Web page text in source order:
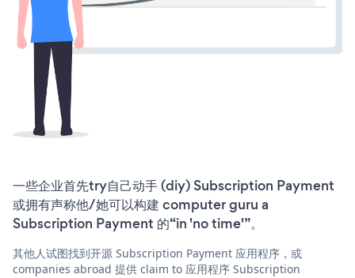
一些企业首先try自己动手 (diy) Subscription Payment
或拥有声称他/她可以构建 computer guru a
Subscription Payment 的“in 'no time'”。
其他人试图找到开源 Subscription Payment 应用程序，或
companies abroad 提供 claim to 应用程序 Subscription